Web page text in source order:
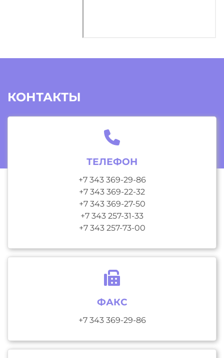
КОНТАКТЫ
ТЕЛЕФОН
+7 343 369-29-86
+7 343 369-22-32
+7 343 369-27-50
+7 343 257-31-33
+7 343 257-73-00
ФАКС
+7 343 369-29-86